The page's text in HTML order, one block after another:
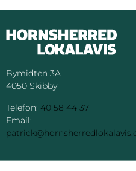
Bymidten 3A
4050 Skibby
Telefon: 40 58 44 37
Email: